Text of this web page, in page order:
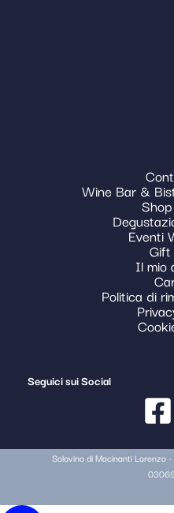
Wine Bar &
Eventi
Il mio
Politica di
Seguici sui Social
Solovino di Macinanti Lorenzo